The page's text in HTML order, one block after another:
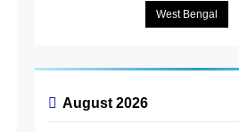
West Bengal
August 2026